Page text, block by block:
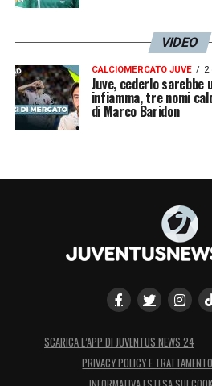
VIDEO
CALCIOMERCATO JUVE 2
Juve, cederlo
infiamma, tre nomi
di Marco Baridon
SCARICA L’APP DI JUVENTUS NEWS 24
PRIVACY POLICY E